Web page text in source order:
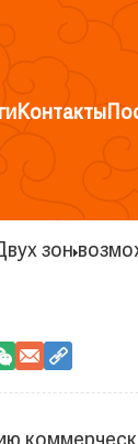
Контакты
зон